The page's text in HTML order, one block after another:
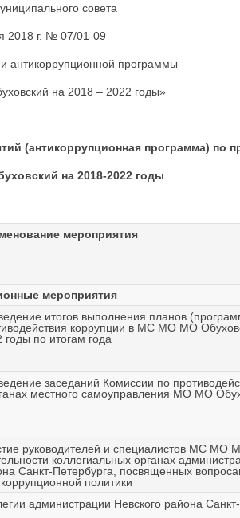
совета
2018 г. № 07/01-09
антикоррупционной программы
на 2018 – 2022 годы»
(антикоррупционная программа) по
на 2018-2022 годы
мероприятия
мероприятия
итогов выполнения планов
коррупции в МС МО МО
годы по итогам года
заседаний Комиссии по
местного самоуправления МО МО
руководителей и специалистов МС МО
коллегиальных органах
Санкт-Петербурга, посвященных
политики
администрации Невского района